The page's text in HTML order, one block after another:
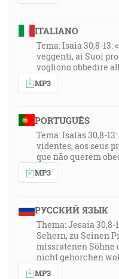
ITALIANO
Tema: Isaia 30,8-
veggenti, ai Suoi
vogliono obbedire
MP3
PORTUGUÊS
Tema: Isaías 30,8-
videntes, aos seus
que não querem
MP3
РУССКИЙ ЯЗЫК
Thema: Jesaia 30,8-
Sehern, zu Seinen
missratenen Söhne
nicht gehorchen
MP3